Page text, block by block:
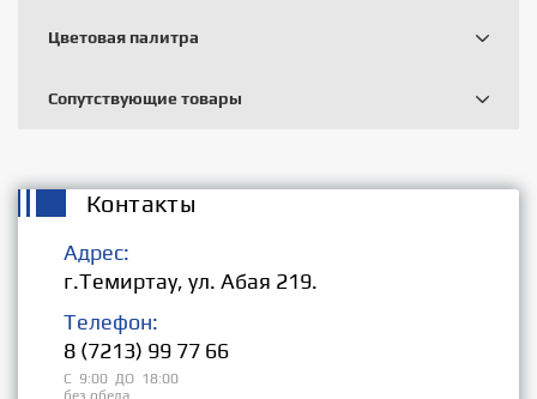
Цветовая палитра
Сопутствующие товары
Контакты
Адрес:
г.Темиртау, ул. Абая 219.
Телефон:
8 (7213) 99 77 66
С 9:00 ДО 18:00
без обеда